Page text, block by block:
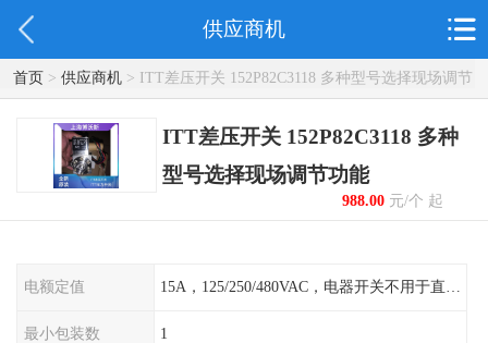
供应商机
首页> 供应商机> ITT差压开关 152P82C3118 多种型号选择现场调节
功能
ITT差压开关 152P82C3118 多种
型号选择现场调节功能
988.00元/个 起
电额定值
最小包装数 1